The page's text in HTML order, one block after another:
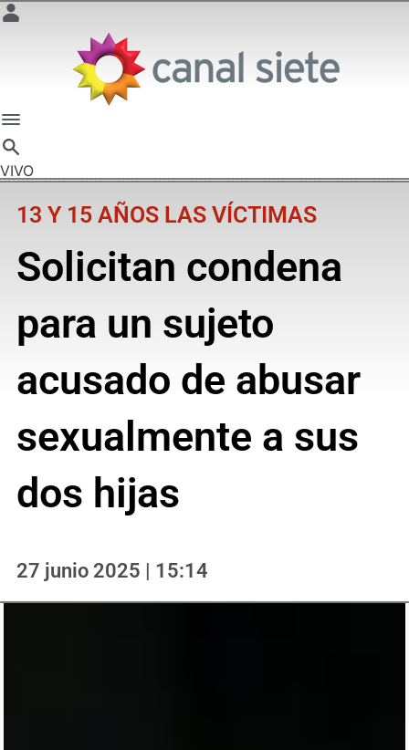
VIVO
13 Y 15 AÑOS LAS VÍCTIMAS
Solicitan condena
para un sujeto
acusado de abusar
sexualmente a sus
dos hijas
27 junio 2025 | 15:14